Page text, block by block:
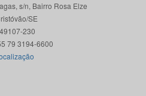
s/n, Bairro Rosa Elze
SE
230